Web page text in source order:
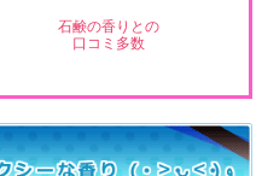
石鹸の香りとの
口コミ多数